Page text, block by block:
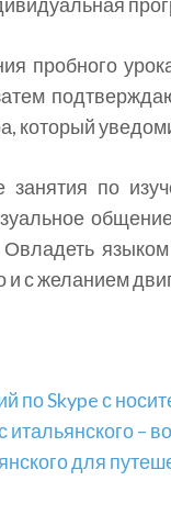
пробного
который
занятия по
с желанием
по Skype с
–
для